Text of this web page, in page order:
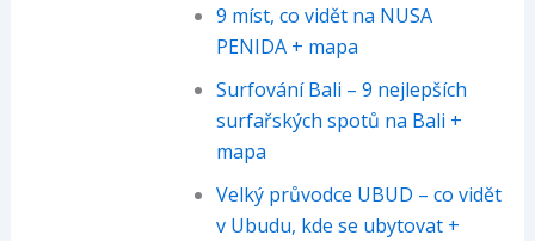
9 míst, co vidět na NUSA
PENIDA + mapa
Surfování Bali – 9 nejlepších
surfařských spotů na Bali +
mapa
Velký průvodce UBUD – co vidět
v Ubudu, kde se ubytovat +